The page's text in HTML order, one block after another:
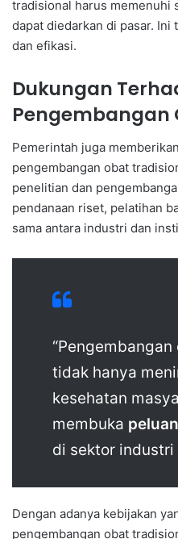
tradisional harus memenuhi
dapat diedarkan di pasar. Ini
dan efikasi.
Dukungan
Pengembangan
Pemerintah juga
pengembangan obat
penelitian dan
pendanaan riset, pelatihan
sama antara industri dan
tidak hanya
kesehatan
membuka
di sektor industri
Dengan adanya kebijakan
pengembangan obat